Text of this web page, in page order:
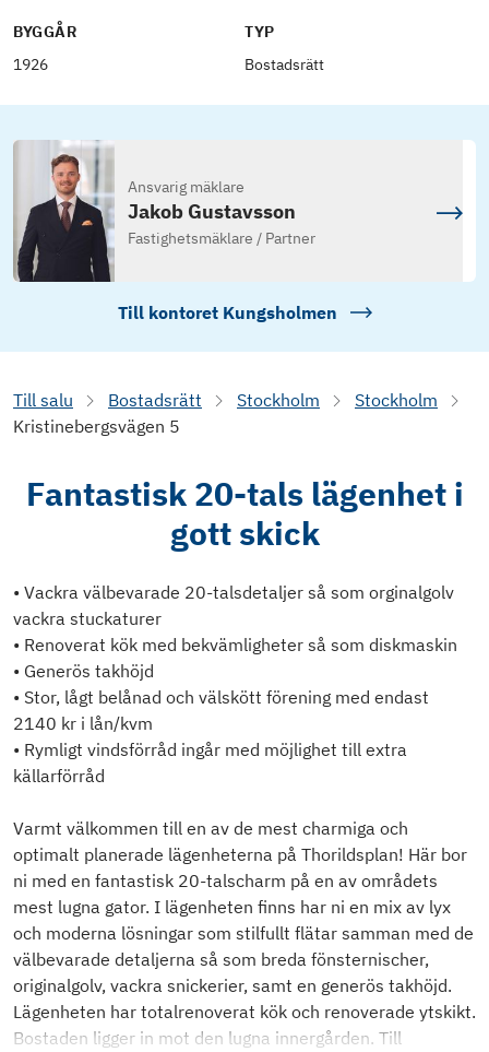
BYGGÅR
1926
TYP
Bostadsrätt
Ansvarig mäklare
Jakob Gustavsson
Fastighetsmäklare / Partner
Till kontoret Kungsholmen
Till salu Bostadsrätt Stockholm
Stockholm
Kristinebergsvägen 5
Fantastisk 20-tals lägenhet i
gott skick
• Vackra välbevarade 20-talsdetaljer så som orginalgolv
vackra stuckaturer
• Renoverat kök med bekvämligheter så som diskmaskin
• Generös takhöjd
• Stor, lågt belånad och välskött förening med endast
2140 kr i lån/kvm
• Rymligt vindsförråd ingår med möjlighet till extra
källarförråd
Varmt välkommen till en av de mest charmiga och
optimalt planerade lägenheterna på Thorildsplan! Här bor
ni med en fantastisk 20-talscharm på en av områdets
mest lugna gator. I lägenheten finns har ni en mix av lyx
och moderna lösningar som stilfullt flätar samman med de
välbevarade detaljerna så som breda fönsternischer,
originalgolv, vackra snickerier, samt en generös takhöjd.
Lägenheten har totalrenoverat kök och renoverade ytskikt.
Bostaden ligger in mot den lugna innergården. Till